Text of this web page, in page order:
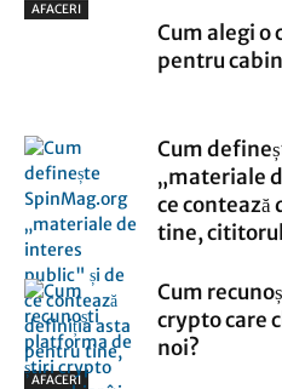
AFACERI
Cum alegi o
pentru
AFACERI
Cum
„materiale
ce
tine, cititorul
Cum
crypto care
noi?